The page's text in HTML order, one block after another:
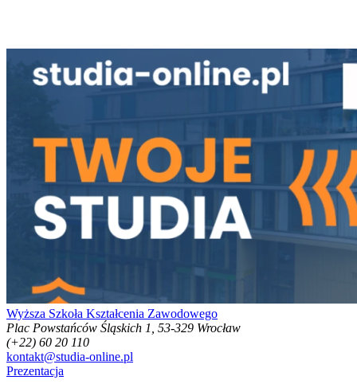
Wyższa Szkoła Kształcenia Zawodowego
Plac Powstańców Śląskich 1, 53-329 Wrocław
(+22) 60 20 110
kontakt@studia-online.pl
Prezentacja